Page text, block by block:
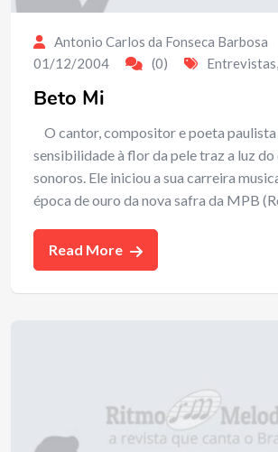
Antonio Carlos da Fonseca Barbosa
01/12/2004
(0) Entrevistas,
Beto Mi
O cantor, compositor e poeta
sensibilidade à flor da pele traz a luz do
sonoros. Ele iniciou a sua carreira
época de ouro da nova safra da MPB
Read More